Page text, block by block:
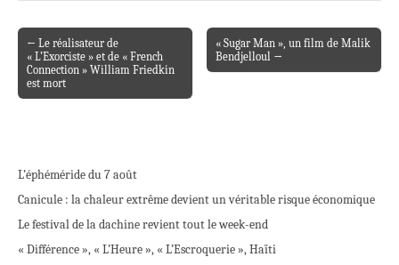
Post navigation
← Le réalisateur de
« L’Exorciste » et de « French
Connection » William Friedkin
est mort
« Sugar Man », un film de Malik
Bendjelloul →
L’éphéméride du 7 août
Canicule : la chaleur extrême devient un véritable risque économique
Le festival de la dachine revient tout le week-end
« Différence », « L’Heure », « L’Escroquerie », Haïti